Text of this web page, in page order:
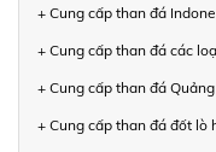
+ Cung cấp than đá
+ Cung cấp than đá các
+ Cung cấp than đá
+ Cung cấp than đá đốt lò